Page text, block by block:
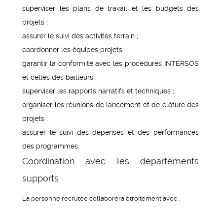
superviser les plans de travail et les budgets des
projets ;
assurer le suivi des activités terrain ;
coordonner les équipes projets ;
garantir la conformité avec les procédures INTERSOS
et celles des bailleurs ;
superviser les rapports narratifs et techniques ;
organiser les réunions de lancement et de clôture des
projets ;
assurer le suivi des dépenses et des performances
des programmes.
Coordination avec les départements
supports
La personne recrutée collaborera étroitement avec :